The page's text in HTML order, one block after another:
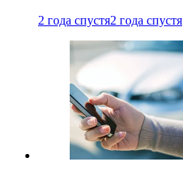
2 года спустя2 года спустя